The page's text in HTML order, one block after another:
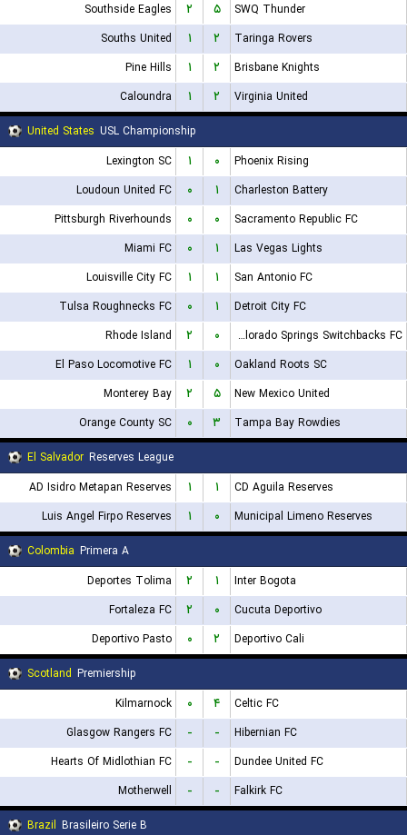
Southside Eagles
۲ ۵
SWQ Thunder
Souths United
۱ ۲
Taringa Rovers
Pine Hills
۱ ۲
Brisbane Knights
Caloundra
۱ ۲
Virginia United
United States USL Championship
Lexington SC
۱ ۰
Phoenix Rising
Loudoun United FC
۰ ۱
Charleston Battery
Pittsburgh Riverhounds
۰ ۰
Sacramento Republic FC
Miami FC
۰ ۱
Las Vegas Lights
Louisville City FC
۱ ۱
San Antonio FC
Tulsa Roughnecks FC
۰ ۱
Detroit City FC
Rhode Island
۲ ۰
Colorado Springs Switchbacks FC
El Paso Locomotive FC
۱ ۰
Oakland Roots SC
Monterey Bay
۲ ۵
New Mexico United
Orange County SC
۰ ۳
Tampa Bay Rowdies
El Salvador Reserves League
AD Isidro Metapan Reserves
۱ ۱
CD Aguila Reserves
Luis Angel Firpo Reserves
۱ ۰
Municipal Limeno Reserves
Colombia Primera A
Deportes Tolima
۲ ۱
Inter Bogota
Fortaleza FC
۲ ۰
Cucuta Deportivo
Deportivo Pasto
۰ ۲
Deportivo Cali
Scotland Premiership
Kilmarnock
۰ ۴
Celtic FC
Glasgow Rangers FC
- -
Hibernian FC
Hearts Of Midlothian FC
- -
Dundee United FC
Motherwell
- -
Falkirk FC
Brazil Brasileiro Serie B